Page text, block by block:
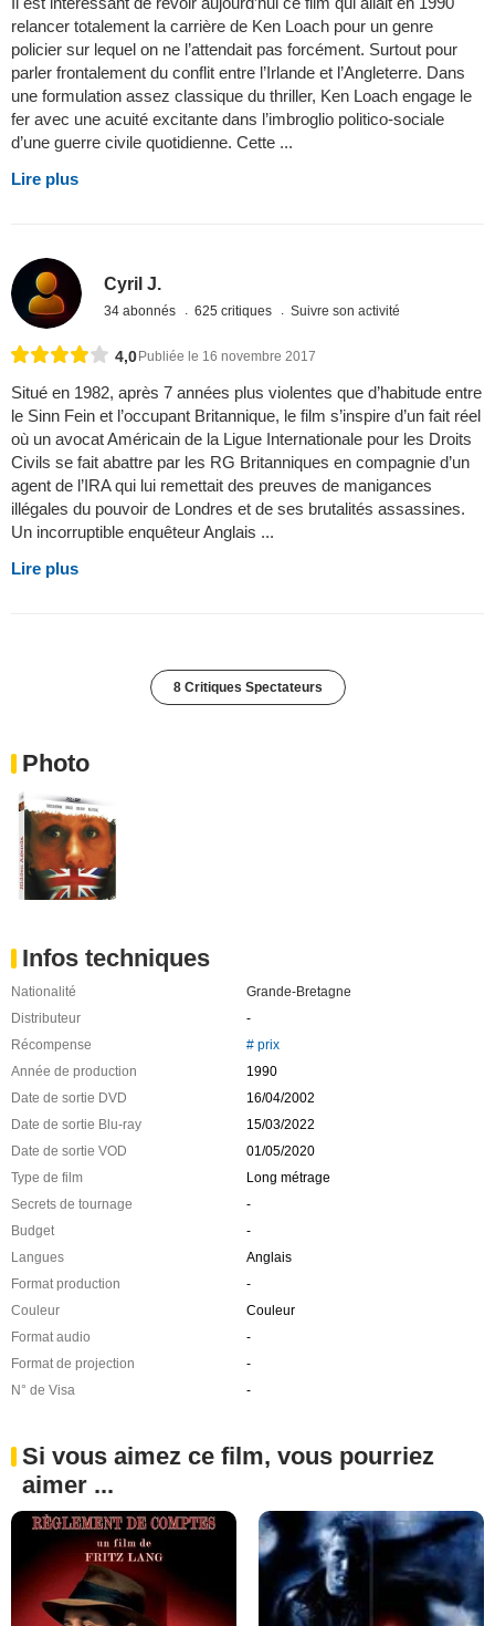
relancer totalement la carrière de Ken Loach pour un genre
policier sur lequel on ne l’attendait pas forcément. Surtout pour
parler frontalement du conflit entre l’Irlande et l’Angleterre. Dans
une formulation assez classique du thriller, Ken Loach engage le
fer avec une acuité excitante dans l’imbroglio politico-sociale
d’une guerre civile quotidienne. Cette ...
Lire plus
Cyril J.
34 abonnés 625 critiques Suivre son activité
4,0 Publiée le 16 novembre 2017
Situé en 1982, après 7 années plus violentes que d’habitude entre
le Sinn Fein et l’occupant Britannique, le film s’inspire d’un fait réel
où un avocat Américain de la Ligue Internationale pour les Droits
Civils se fait abattre par les RG Britanniques en compagnie d’un
agent de l’IRA qui lui remettait des preuves de manigances
illégales du pouvoir de Londres et de ses brutalités assassines.
Un incorruptible enquêteur Anglais ...
Lire plus
8 Critiques Spectateurs
Photo
Infos techniques
Nationalité
Grande-Bretagne
Distributeur
-
Récompense
# prix
Année de production
1990
Date de sortie DVD
16/04/2002
Date de sortie Blu-ray
15/03/2022
Date de sortie VOD
01/05/2020
Type de film
Long métrage
Secrets de tournage
-
Budget
-
Langues
Anglais
Format production
-
Couleur
Couleur
Format audio
-
Format de projection
-
N° de Visa
-
Si vous aimez ce film, vous pourriez
aimer ...